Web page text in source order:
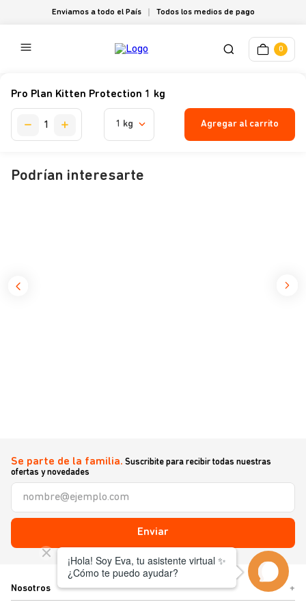
Enviamos a todo el País Todos los medios de pago
0
Pro Plan Kitten Protection 1 kg
1 kg Agregar al carrito
Podrían interesarte
Se parte de la familia. Suscribite para recibir todas nuestras
ofertas y novedades
Enviar
Nosotros +